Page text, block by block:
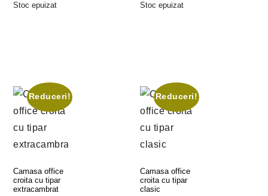
Stoc epuizat
Stoc epuizat
Reduceri!
Camasa office
croita cu tipar
extracambrat
Reduceri!
Camasa office
croita cu tipar
clasic